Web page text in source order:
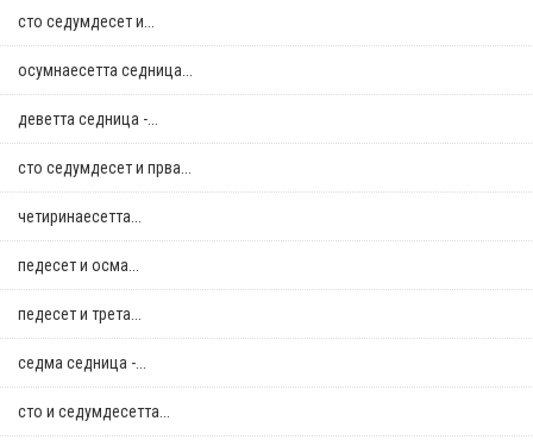
сто седумдесет и...
осумнaесетта седница...
деветта седница -...
сто седумдесет и прва...
четиринаесетта...
педесет и осма...
педесет и трета...
седма седница -...
сто и седумдесетта...